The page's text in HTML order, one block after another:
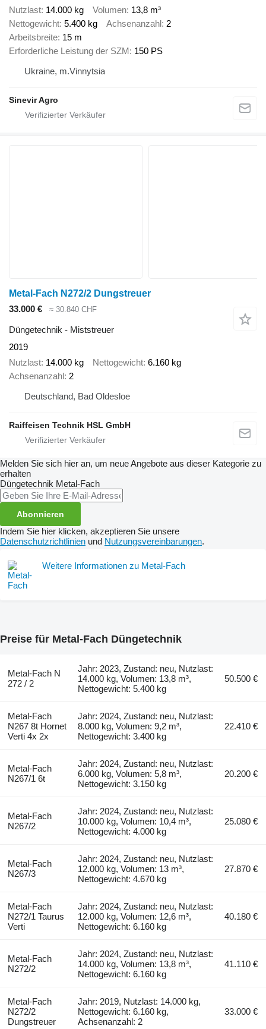
Nutzlast 14.000 kg Volumen 13,8 m³
Nettogewicht 5.400 kg Achsenanzahl 2
Arbeitsbreite 15 m
Erforderliche Leistung der SZM 150 PS
Ukraine, m.Vinnytsia
Sinevir Agro
Metal-Fach N272/2 Dungstreuer
33.000 €
≈ 30.840 CHF
Düngetechnik - Miststreuer
2019
Nutzlast 14.000 kg Nettogewicht 6.160 kg
Achsenanzahl 2
Deutschland, Bad Oldesloe
Raiffeisen Technik HSL GmbH
Melden Sie sich hier an, um neue Angebote aus dieser Kategorie zu
erhalten
Düngetechnik Metal-Fach
Abonnieren
Indem Sie hier klicken, akzeptieren Sie unsere
Datenschutzrichtlinien und Nutzungsvereinbarungen.
Weitere Informationen zu Metal-Fach
Preise für Metal-Fach Düngetechnik
Metal-Fach N
272 / 2
Jahr: 2023, Zustand: neu, Nutzlast:
14.000 kg, Volumen: 13,8 m³,
Nettogewicht: 5.400 kg
50.500 €
Metal-Fach
N267 8t Hornet
Verti 4x 2x
Jahr: 2024, Zustand: neu, Nutzlast:
8.000 kg, Volumen: 9,2 m³,
Nettogewicht: 3.400 kg
22.410 €
Metal-Fach
N267/1 6t
Jahr: 2024, Zustand: neu, Nutzlast:
6.000 kg, Volumen: 5,8 m³,
Nettogewicht: 3.150 kg
20.200 €
Metal-Fach
N267/2
Jahr: 2024, Zustand: neu, Nutzlast:
10.000 kg, Volumen: 10,4 m³,
Nettogewicht: 4.000 kg
25.080 €
Metal-Fach
N267/3
Jahr: 2024, Zustand: neu, Nutzlast:
12.000 kg, Volumen: 13 m³,
Nettogewicht: 4.670 kg
27.870 €
Metal-Fach
N272/1 Taurus
Verti
Jahr: 2024, Zustand: neu, Nutzlast:
12.000 kg, Volumen: 12,6 m³,
Nettogewicht: 6.160 kg
40.180 €
Metal-Fach
N272/2
Jahr: 2024, Zustand: neu, Nutzlast:
14.000 kg, Volumen: 13,8 m³,
Nettogewicht: 6.160 kg
41.110 €
Metal-Fach
N272/2
Dungstreuer
Jahr: 2019, Nutzlast: 14.000 kg,
Nettogewicht: 6.160 kg,
Achsenanzahl: 2
33.000 €